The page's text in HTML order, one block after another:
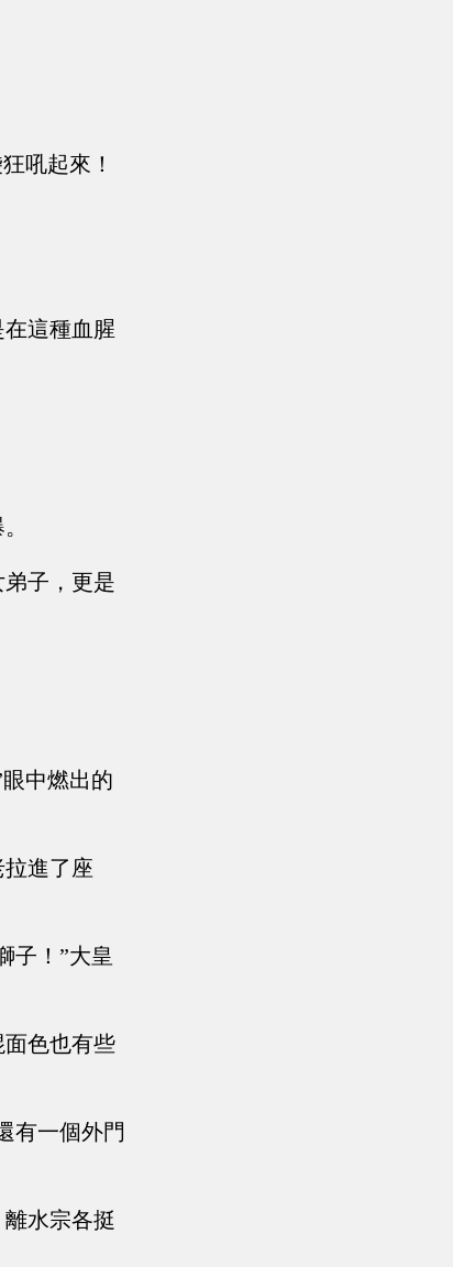
吼起來！
這種血腥
子，更是
中燃出的
進了座
子！”大皇
色也有些
有一個外門
水宗各挺